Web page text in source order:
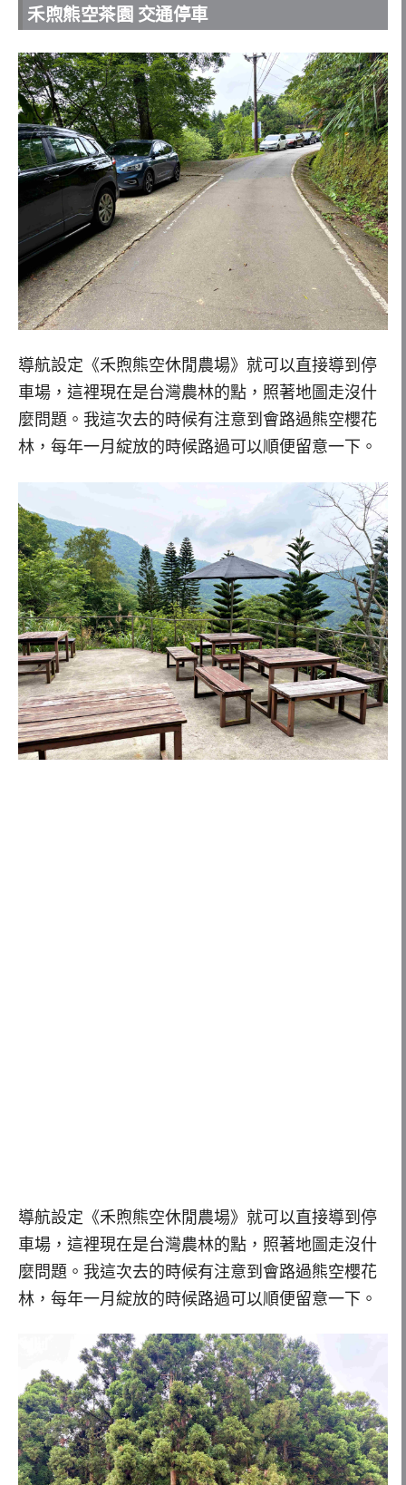
禾煦熊空茶園 交通停車
導航設定《禾煦熊空休閒農場》就可以直接導到停
車場，這裡現在是台灣農林的點，照著地圖走沒什
麼問題。我這次去的時候有注意到會路過熊空櫻花
林，每年一月綻放的時候路過可以順便留意一下。
導航設定《禾煦熊空休閒農場》就可以直接導到停
車場，這裡現在是台灣農林的點，照著地圖走沒什
麼問題。我這次去的時候有注意到會路過熊空櫻花
林，每年一月綻放的時候路過可以順便留意一下。